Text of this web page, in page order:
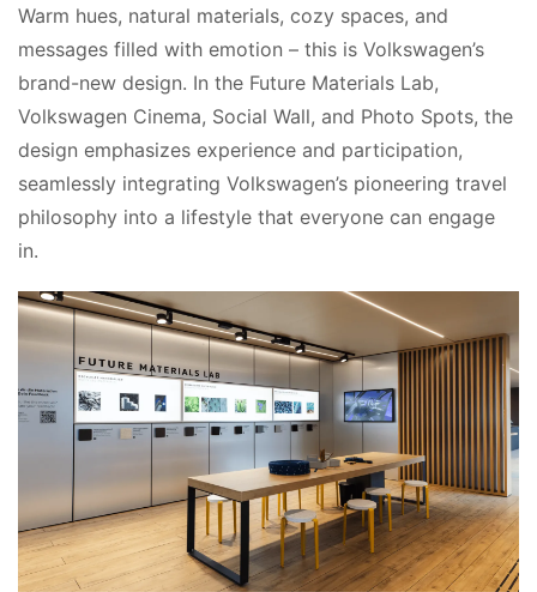
工
作
搜
索
在
看
展
我
要
中
文
登录 注册
Warm hues, natural materials, cozy spaces, and
messages filled with emotion – this is Volkswagen’s
brand-new design. In the Future Materials Lab,
Volkswagen Cinema, Social Wall, and Photo Spots, the
design emphasizes experience and participation,
seamlessly integrating Volkswagen’s pioneering travel
philosophy into a lifestyle that everyone can engage
in.